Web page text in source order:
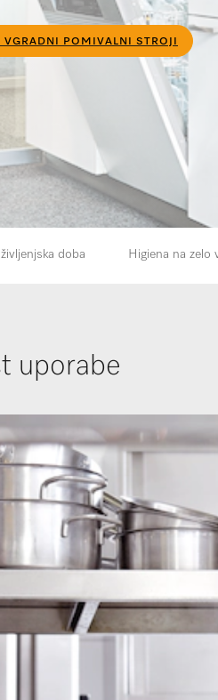
POMIVALNI STROJI
doba Higiena na zelo
uporabe